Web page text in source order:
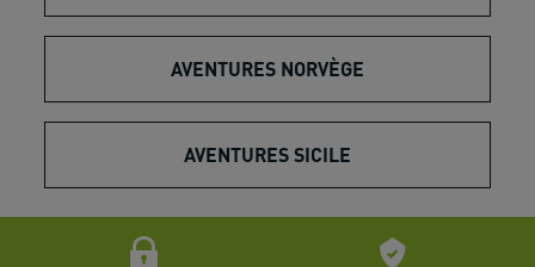
AVENTURES NORVÈGE
AVENTURES SICILE